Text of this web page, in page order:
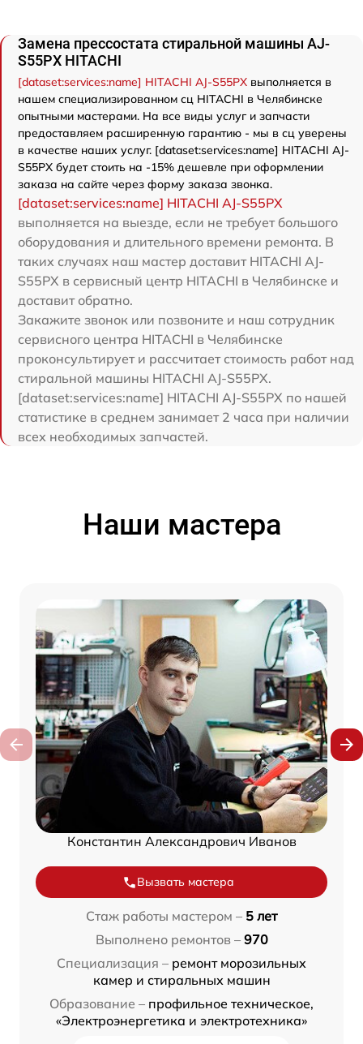
Замена прессостата стиральной машины AJ-
S55PX HITACHI
[dataset:services:name] HITACHI AJ-S55PX выполняется в
нашем специализированном сц HITACHI в Челябинске
опытными мастерами. На все виды услуг и запчасти
предоставляем расширенную гарантию - мы в сц уверены
в качестве наших услуг. [dataset:services:name] HITACHI AJ-
S55PX будет стоить на -15% дешевле при оформлении
заказа на сайте через форму заказа звонка.
[dataset:services:name] HITACHI AJ-S55PX
выполняется на выезде, если не требует большого
оборудования и длительного времени ремонта. В
таких случаях наш мастер доставит HITACHI AJ-
S55PX в сервисный центр HITACHI в Челябинске и
доставит обратно.
Закажите звонок или позвоните и наш сотрудник
сервисного центра HITACHI в Челябинске
проконсультирует и рассчитает стоимость работ над
стиральной машины HITACHI AJ-S55PX.
[dataset:services:name] HITACHI AJ-S55PX по нашей
статистике в среднем занимает 2 часа при наличии
всех необходимых запчастей.
Наши мастера
Константин Александрович Иванов
Вызвать мастера
Стаж работы мастером – 5 лет
Выполнено ремонтов – 970
Специализация – ремонт морозильных
камер и стиральных машин
Образование – профильное техническое,
«Электроэнергетика и электротехника»